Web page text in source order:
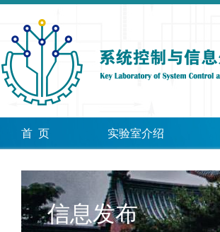
首 页 实验室介绍
信息发布